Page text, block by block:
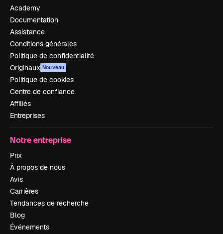
Academy
Documentation
Assistance
Conditions générales
Politique de confidentialité
Originaux Nouveau
Politique de cookies
Centre de confiance
Affiliés
Entreprises
Notre entreprise
Prix
À propos de nous
Avis
Carrières
Tendances de recherche
Blog
Événements